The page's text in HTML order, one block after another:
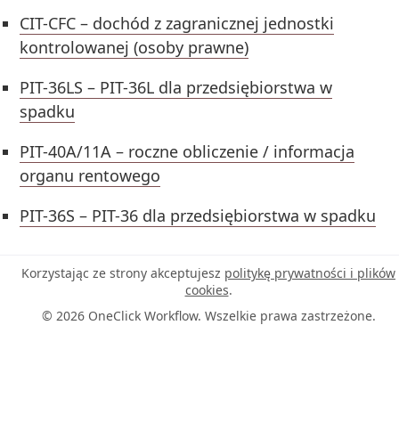
CIT-CFC – dochód z zagranicznej jednostki
kontrolowanej (osoby prawne)
PIT-36LS – PIT-36L dla przedsiębiorstwa w
spadku
PIT-40A/11A – roczne obliczenie / informacja
organu rentowego
PIT-36S – PIT-36 dla przedsiębiorstwa w spadku
Korzystając ze strony akceptujesz politykę prywatności i plików
cookies.
© 2026 OneClick Workflow. Wszelkie prawa zastrzeżone.